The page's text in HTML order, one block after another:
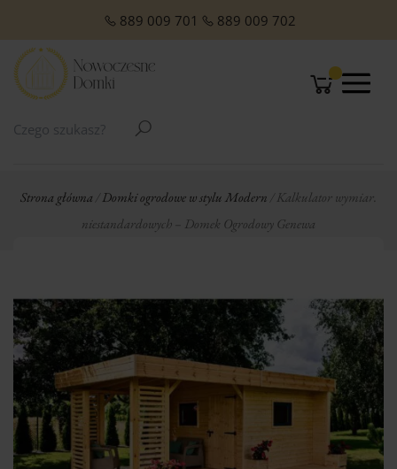
889 009 701 889 009 702
Strona główna Domki ogrodowe w stylu Modern / Kalkulator wymiar.
niestandardowych – Domek Ogrodowy Genewa